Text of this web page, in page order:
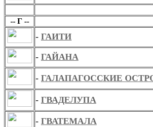
-- Г --
- ГАИТИ
- ГАЙАНА
- ГАЛАПАГОССКИЕ
- ГВАДЕЛУПА
- ГВАТЕМАЛА